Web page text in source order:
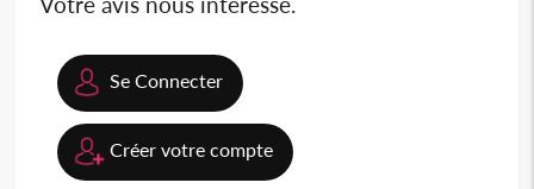
Se Connecter
Créer votre compte